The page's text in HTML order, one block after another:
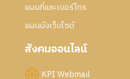
แผนที่และเบอร์โทร
แผนผังเว็บไซด์
สังคมออนไลน์
KPI Webmail